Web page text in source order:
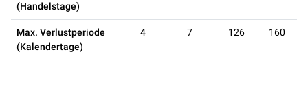
(Handelstage)
Max. Verlustperiode
(Kalendertage)
4 7 126 160